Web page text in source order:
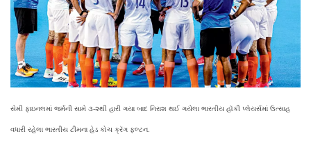
સેમી ફાઇનલમાં જર્મની સામે ૩-૨થી હારી ગયા બાદ નિરાશ થઈ ગયેલા ભારતીય હૉકી પ્લેયર્સમાં ઉત્સાહ
વધારી રહેલા ભારતીય ટીમના હેડ કોચ ક્રૅગ ફલ્ટન.